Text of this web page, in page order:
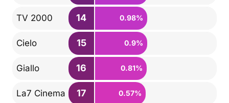
TV 2000 14 0.98%
Cielo 15 0.9%
Giallo 16 0.81%
La7 Cinema 17 0.57%